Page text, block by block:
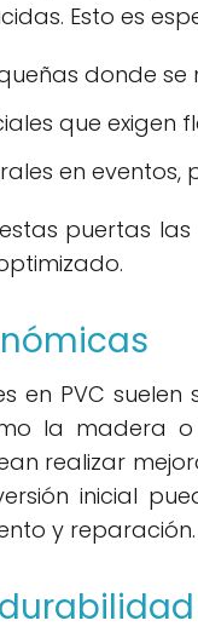
Esto es
donde se
que
en
puertas
en PVC
la madera
realizar
inicial
y reparación.